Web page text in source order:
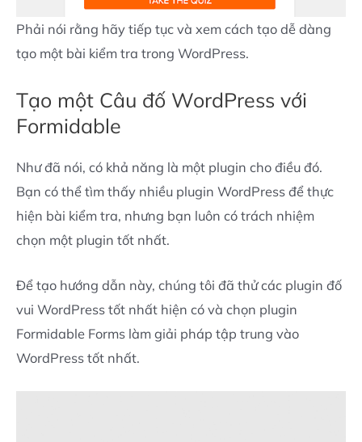
Phải nói rằng hãy tiếp tục và xem cách tạo dễ dàng
tạo một bài kiểm tra trong WordPress.
Tạo một Câu đố WordPress với
Formidable
Như đã nói, có khả năng là một plugin cho điều đó.
Bạn có thể tìm thấy nhiều plugin WordPress để thực
hiện bài kiểm tra, nhưng bạn luôn có trách nhiệm
chọn một plugin tốt nhất.
Để tạo hướng dẫn này, chúng tôi đã thử các plugin đố
vui WordPress tốt nhất hiện có và chọn plugin
Formidable Forms làm giải pháp tập trung vào
WordPress tốt nhất.